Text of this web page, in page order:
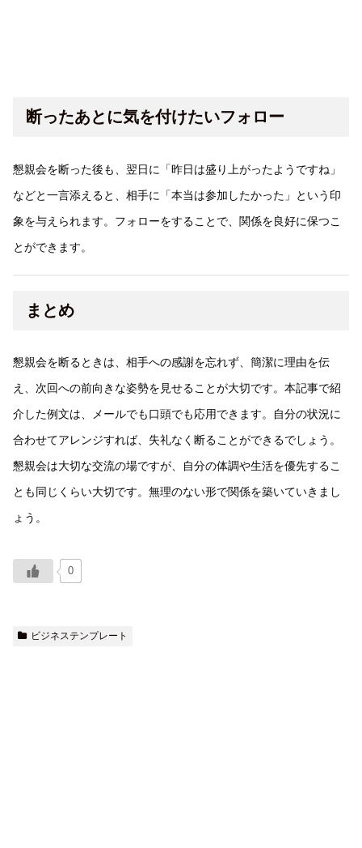
断ったあとに気を付けたいフォロー
懇親会を断った後も、翌日に「昨日は盛り上がったようですね」
などと一言添えると、相手に「本当は参加したかった」という印
象を与えられます。フォローをすることで、関係を良好に保つこ
とができます。
まとめ
懇親会を断るときは、相手への感謝を忘れず、簡潔に理由を伝
え、次回への前向きな姿勢を見せることが大切です。本記事で紹
介した例文は、メールでも口頭でも応用できます。自分の状況に
合わせてアレンジすれば、失礼なく断ることができるでしょう。
懇親会は大切な交流の場ですが、自分の体調や生活を優先するこ
とも同じくらい大切です。無理のない形で関係を築いていきまし
ょう。
0
ビジネステンプレート